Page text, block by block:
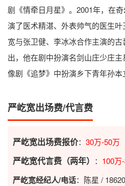
剧《情牵日月星》。2001年，在
演了医术精湛、外表帅气的医生
宽与张卫健、李冰冰合作主演的
出，他在剧中扮演名剑山庄少庄
像剧《追梦》中扮演乡下青年孙本
严屹宽出场费/代言费
严屹宽出场费报价： 30万-50万
严屹宽代言费（两年） ： 100万
严屹宽经纪人/电话：陈星 /